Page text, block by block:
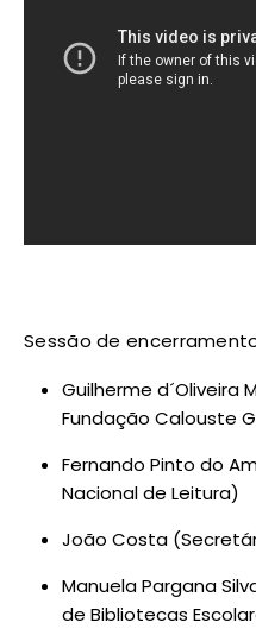
Sessão de
Guilherme d´Oliveira
Fundação Calouste
Fernando Pinto do
Nacional de Leitura)
João Costa
Manuela Pargana
de Bibliotecas